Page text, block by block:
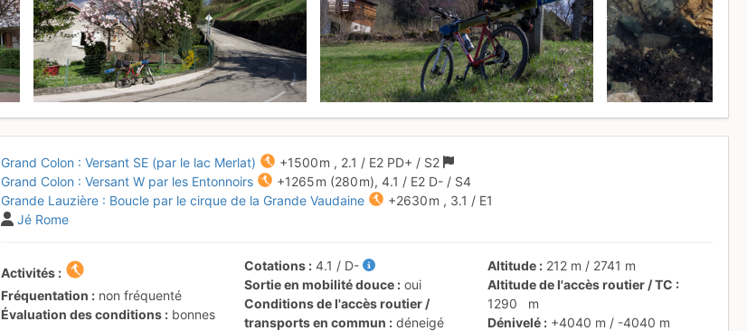
Grand Colon : Versant SE (par le lac Merlat) +1500 m , 2.1 / E2 PD+ / S2
Grand Colon : Versant W par les Entonnoirs
+1265 m (280 m),4.1 / E2 D- / S4
Grande Lauzière : Boucle par le cirque de la Grande Vaudaine
+2630 m , 3.1 / E1
Jé Rome
Activités
Fréquentation
non fréquenté
Évaluation des conditions
bonnes
Cotations 4.1 / D-
Sortie en mobilité douce
oui
Conditions de l'accès routier /
transports en commun
déneigé
Altitude 212 m / 2741 m
Altitude de l'accès routier / TC
1290
m
Dénivelé
+4040 m / -4040 m